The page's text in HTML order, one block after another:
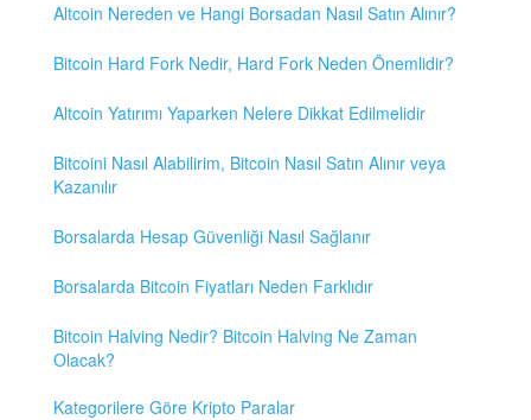
Altcoin Nereden ve Hangi Borsadan Nasıl Satın Alınır?
Bitcoin Hard Fork Nedir, Hard Fork Neden Önemlidir?
Altcoin Yatırımı Yaparken Nelere Dikkat Edilmelidir
Bitcoini Nasıl Alabilirim, Bitcoin Nasıl Satın Alınır veya
Kazanılır
Borsalarda Hesap Güvenliği Nasıl Sağlanır
Borsalarda Bitcoin Fiyatları Neden Farklıdır
Bitcoin Halving Nedir? Bitcoin Halving Ne Zaman
Olacak?
Kategorilere Göre Kripto Paralar